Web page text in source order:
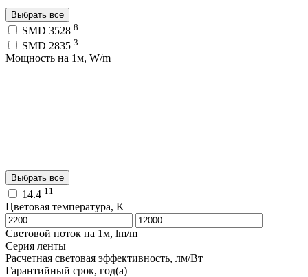
Выбрать все
SMD 3528 8
SMD 2835 3
Мощность на 1м, W/m
Выбрать все
14.4 11
Цветовая температура, K
Световой поток на 1м, lm/m
Серия ленты
Расчетная световая эффективность, лм/Вт
Гарантийный срок, год(а)